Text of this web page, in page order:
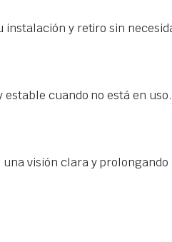
instalación y retiro sin
cuando no está en
visión clara y